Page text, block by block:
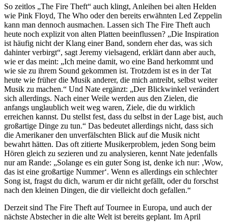
So zeitlos „The Fire Theft“ auch klingt, Anleihen bei alten Helden
wie Pink Floyd, The Who oder den bereits erwähnten Led Zeppelin
kann man dennoch ausmachen. Lassen sich The Fire Theft auch
heute noch explizit von alten Platten beeinflussen? „Die Inspiration
ist häufig nicht der Klang einer Band, sondern eher das, was sich
dahinter verbirgt“, sagt Jeremy vielsagend, erklärt dann aber auch,
wie er das meint: „Ich meine damit, wo eine Band herkommt und
wie sie zu ihrem Sound gekommen ist. Trotzdem ist es in der Tat
heute wie früher die Musik anderer, die mich antreibt, selbst weiter
Musik zu machen.“ Und Nate ergänzt: „Der Blickwinkel verändert
sich allerdings. Nach einer Weile werden aus den Zielen, die
anfangs unglaublich weit weg waren, Ziele, die du wirklich
erreichen kannst. Du stellst fest, dass du selbst in der Lage bist, auch
großartige Dinge zu tun.“ Das bedeutet allerdings nicht, dass sich
die Amerikaner den unverfälschten Blick auf die Musik nicht
bewahrt hätten. Das oft zitierte Musikerproblem, jeden Song beim
Hören gleich zu sezieren und zu analysieren, kennt Nate jedenfalls
nur am Rande: „Solange es ein guter Song ist, denke ich nur: ‚Wow,
das ist eine großartige Nummer‘. Wenn es allerdings ein schlechter
Song ist, fragst du dich, warum er dir nicht gefällt, oder du forschst
nach den kleinen Dingen, die dir vielleicht doch gefallen.“
Derzeit sind The Fire Theft auf Tournee in Europa, und auch der
nächste Abstecher in die alte Welt ist bereits geplant. Im April